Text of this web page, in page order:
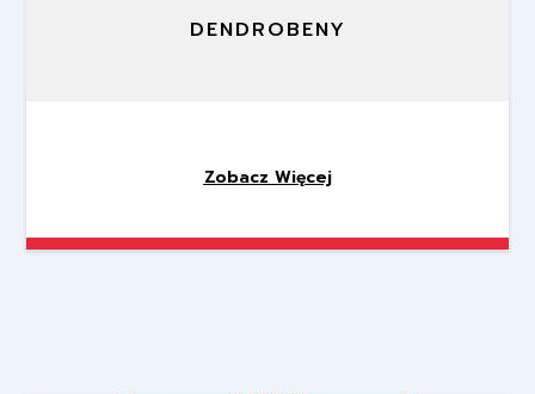
DENDROBENY
Zobacz Więcej